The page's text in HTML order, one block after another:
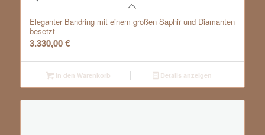
Eleganter Bandring mit einem großen Saphir und Diamanten
besetzt
3.330,00€
In den Warenkorb Details anzeigen